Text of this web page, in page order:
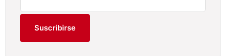
Suscribirse